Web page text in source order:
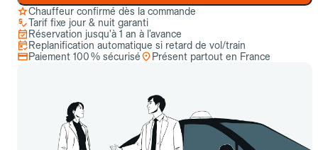
Chauffeur confirmé dès la commande
Tarif fixe jour & nuit garanti
Réservation jusqu’à 1 an à l’avance
Replanification automatique si retard de vol/train
Paiement 100 % sécurisé
Présent partout en France